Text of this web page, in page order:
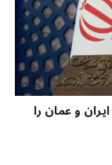
و عمان را